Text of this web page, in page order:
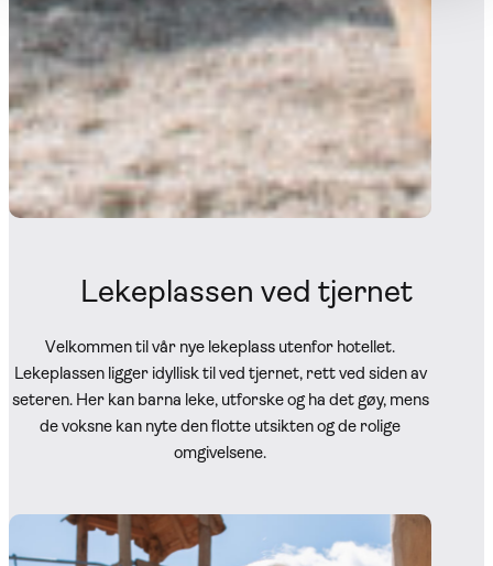
Lekeplassen ved tjernet
Velkommen til vår nye lekeplass utenfor hotellet.
Lekeplassen ligger idyllisk til ved tjernet, rett ved siden av
seteren. Her kan barna leke, utforske og ha det gøy, mens
de voksne kan nyte den flotte utsikten og de rolige
omgivelsene.